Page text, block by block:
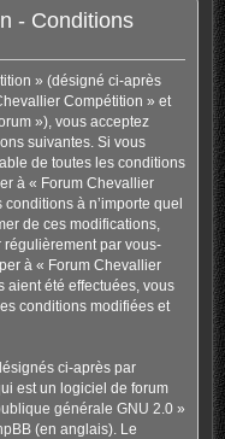
- Conditions
» (désigné ci-après
Compétition » et
»), vous acceptez
suivantes. Si vous
de toutes les conditions
à « Forum Chevallier
à n’importe quel
de ces modifications,
par vous-
à « Forum Chevallier
aient été effectuées, vous
conditions modifiées et
ci-après par
est un logiciel de forum
générale GNU 2.0»
(en anglais). Le